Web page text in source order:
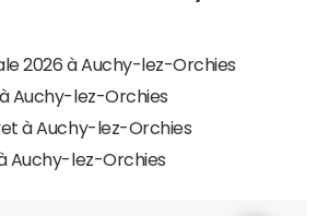
2026 à Auchy-lez-Orchies
Auchy-lez-Orchies
à Auchy-lez-Orchies
Auchy-lez-Orchies